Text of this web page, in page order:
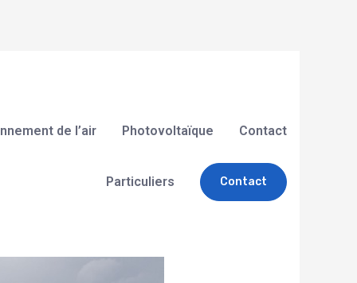
de l’air Photovoltaïque Contact
Particuliers Contact